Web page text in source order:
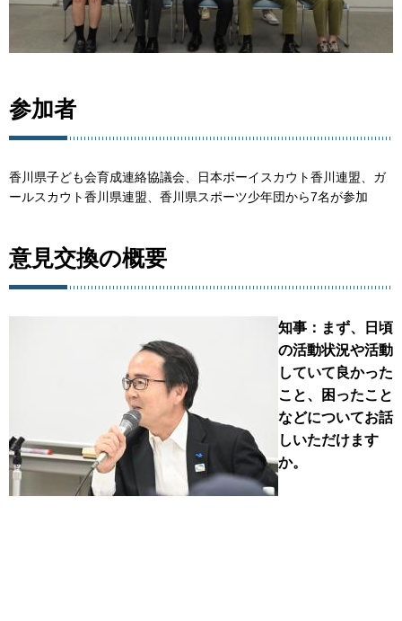
参加者
香川県子ども会育成連絡協議会、日本ボーイスカウト香川連盟、ガ
ールスカウト香川県連盟、香川県スポーツ少年団から7名が参加
意見交換の概要
知事：まず、日頃
の活動状況や活動
していて良かった
こと、困ったこと
などについてお話
しいただけます
か。